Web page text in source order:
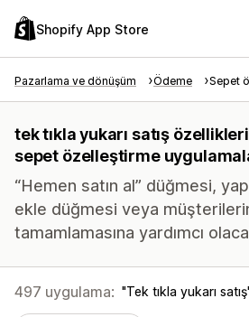
Shopify App Store
Pazarlama ve dönüşüm Ödeme Sepet
tek tıkla yukarı satış
sepet özelleştirme
“Hemen satın al” düğmesi,
ekle düğmesi veya
tamamlamasına yardımcı
497 uygulama: Tek tıkla yukarı satış